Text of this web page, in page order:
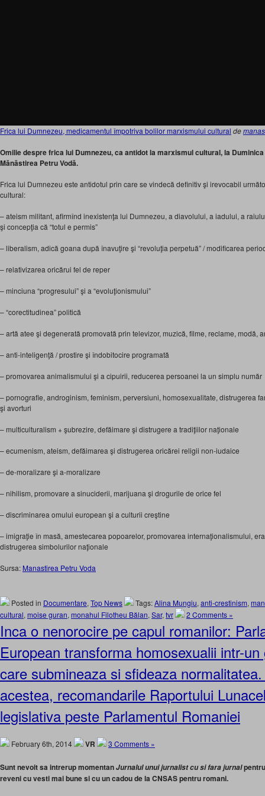
Frica lui Dumnezeu, medicamentul împotriva bolilor marxismului cultural de
Omilie despre frica lui Dumnezeu, ca antidot la marxismul cultural, la Duminica
Mănăstirea Petru Vodă.
Frica lui Dumnezeu este antidotul prin care se vindecă definitiv şi irevocabil
cultural:
– ateism militant, afirmînd inexistenţa lui Dumnezeu, a diavolului, a iadului, a
şi concepţia că “totul e permis”
– liberalism, adică goana după înavuţire şi “revoluţia perpetuă” / modificarea
– relativizarea oricărui fel de reper
– minciuna “progresului” şi a “evoluţionismului”
– “corectitudinea” politică
– artă atee şi degenerată promovată prin televizor, muzică, filme, reclame, modă,
– anti-inteligenţă / prostire şi îndobitocire programată
– promovarea animalismului şi a cipuirii, reducerea persoanei la un simplu număr
– pornografie, androginism, feminism, perversiuni, homosexualitate, distrugerea
şi avorturi
– multiculturalism + şubrezire, defăimare şi distrugere a tradiţiilor naţionale
– ecumenism, ateism, defăimarea şi distrugerea oricărei religii non-iudaice
– de-moralizare şi a-moralizare
– nihilism, promovare a sinuciderii, marijuana şi drogurile de orice fel
– discriminarea omului european şi a culturii creştine
– imigraţie în masă, amestecarea popoarelor, promovarea internaţionalismului,
distrugerea simbolurilor naţionale
Sursa: Manastirea Petru Voda
Posted in Documentare, Top News Tags:Alina Mungiu, anti-crestinism,
cultural, moise guran, monahul Filotheu Bălan, Sar, tvr 2 Comments »
Inca o nenorocire pe capul romanilor:
European transforma homosexualii intr-
care submineaza si sfideaza
acestea, recomandarile Raportului
legislativa peste Parlamentul Romaniei
February 6th, 2014 VR 3 Comments »
Sunt nevoit sa intrerup momentanJurnalul unui jurnalist cu si fara jurnal
reveni cu vesti mai bune si cu un cadou de la CNSAS pentru romani.